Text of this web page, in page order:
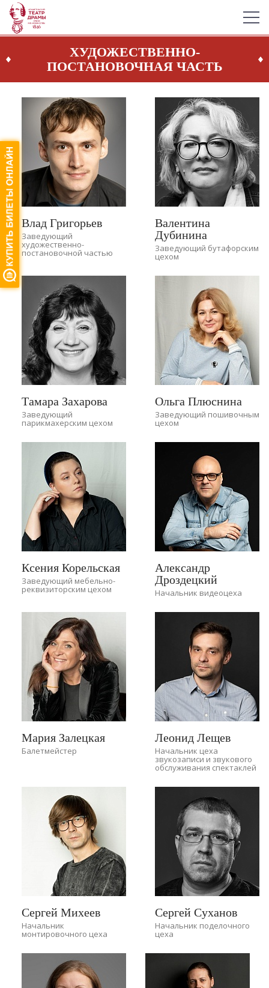
ХУДОЖЕСТВЕННО-
ПОСТАНОВОЧНАЯ ЧАСТЬ
Влад Григорьев
Заведующий
художественно-
постановочной частью
Валентина
Дубинина
Заведующий бутафорским
цехом
Тамара Захарова
Заведующий
парикмахерским цехом
Ольга Плюснина
Заведующий пошивочным
цехом
Ксения Корельская
Заведующий мебельно-
реквизиторским цехом
Александр
Дроздецкий
Начальник видеоцеха
Мария Залецкая
Балетмейстер
Леонид Лещев
Начальник цеха
звукозаписи и звукового
обслуживания спектаклей
Сергей Михеев
Начальник
монтировочного цеха
Сергей Суханов
Начальник поделочного
цеха